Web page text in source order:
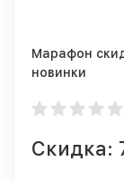
Марафон
новинки
Скидка: